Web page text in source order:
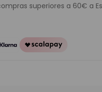
superiores a 60€ a